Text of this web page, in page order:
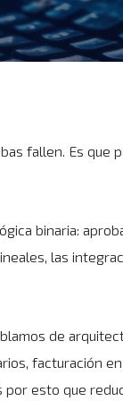
fallen. Es que
binaria:
las
de
facturación
esto que